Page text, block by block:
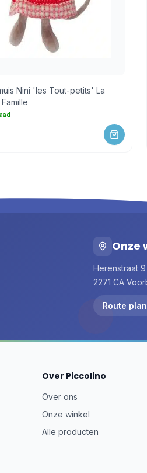
Nini 'les Tout-petits' La
Onze
Herenstraat 9
2271 CA
Route
Over Piccolino
Over ons
Onze winkel
Alle producten